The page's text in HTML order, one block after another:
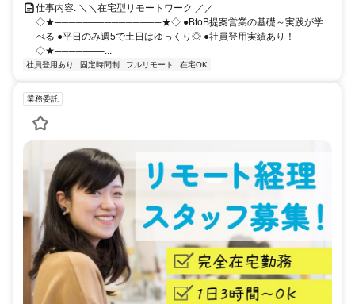
仕事内容: ＼＼在宅型リモートワーク ／／
◇★───────────────★◇ ●BtoB提案営業の基礎～実践が学
べる ●平日のみ週5で土日はゆっくり◎ ●社員登用実績あり！
◇★───────...
社員登用あり 固定時間制 フルリモート 在宅OK
業務委託